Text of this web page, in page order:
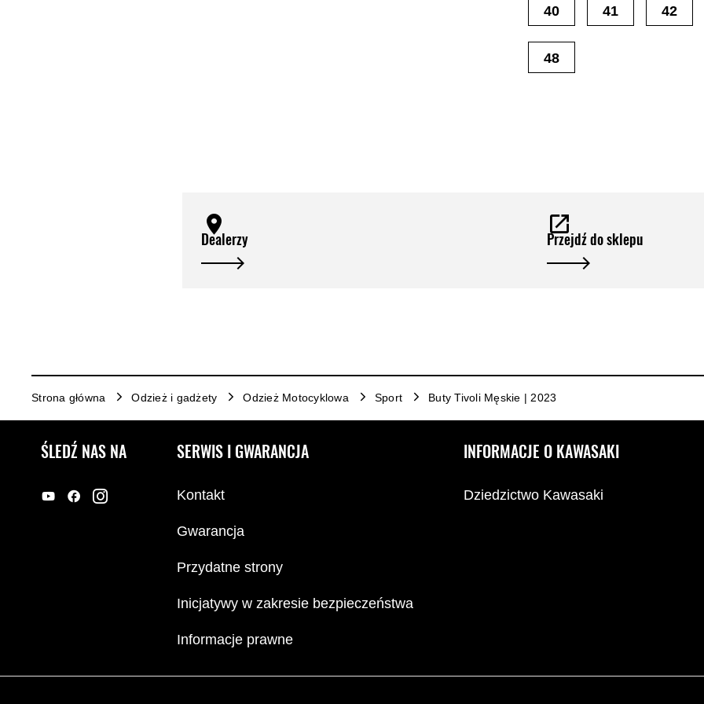
40 41 42
48
Dealerzy Przejdź do sklepu
Strona główna Odzież i gadżety Odzież Motocyklowa Sport Buty Tivoli Męskie | 2023
ŚLEDŹ NAS NA SERWIS I GWARANCJA
Kontakt
Gwarancja
Przydatne strony
Inicjatywy w zakresie bezpieczeństwa
Informacje prawne
INFORMACJE O KAWASAKI
Dziedzictwo Kawasaki